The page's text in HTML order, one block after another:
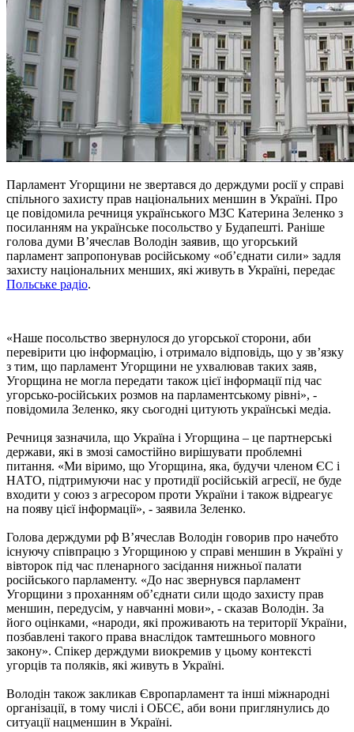
Парламент Угорщини не звертався до держдуми росії у справі
спільного захисту прав національних меншин в Україні. Про
це повідомила речниця українського МЗС Катерина Зеленко з
посиланням на українське посольство у Будапешті. Раніше
голова думи В’ячеслав Володін заявив, що угорський
парламент запропонував російському «об’єднати сили» задля
захисту національних менших, які живуть в Україні, передає
Польське радіо.
«Наше посольство звернулося до угорської сторони, аби
перевірити цю інформацію, і отримало відповідь, що у зв’язку
з тим, що парламент Угорщини не ухвалював таких заяв,
Угорщина не могла передати також цієї інформації під час
угорсько-російських розмов на парламентському рівні», -
повідомила Зеленко, яку сьогодні цитують українські медіа.
Речниця зазначила, що Україна і Угорщина – це партнерські
держави, які в змозі самостійно вирішувати проблемні
питання. «Ми віримо, що Угорщина, яка, будучи членом ЄС і
НАТО, підтримуючи нас у протидії російській агресії, не буде
входити у союз з агресором проти України і також відреагує
на появу цієї інформації», - заявила Зеленко.
Голова держдуми рф В’ячеслав Володін говорив про начебто
існуючу співпрацю з Угорщиною у справі меншин в Україні у
вівторок під час пленарного засідання нижньої палати
російського парламенту. «До нас звернувся парламент
Угорщини з проханням об’єднати сили щодо захисту прав
меншин, передусім, у навчанні мови», - сказав Володін. За
його оцінками, «народи, які проживають на території України,
позбавлені такого права внаслідок тамтешнього мовного
закону». Спікер держдуми виокремив у цьому контексті
угорців та поляків, які живуть в Україні.
Володін також закликав Європарламент та інші міжнародні
організації, в тому числі і ОБСЄ, аби вони приглянулись до
ситуації нацменшин в Україні.